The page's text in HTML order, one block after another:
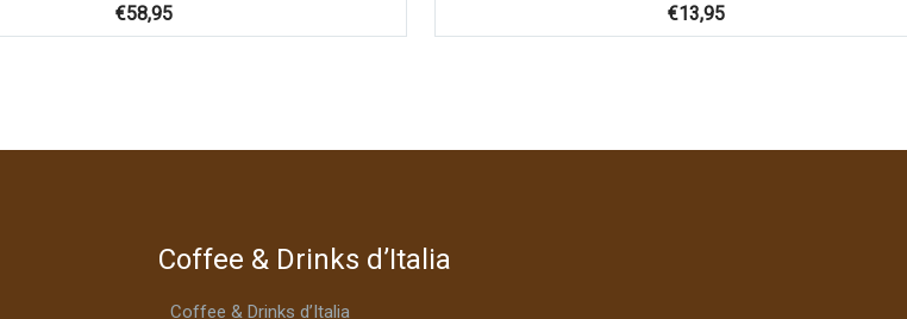
€58,95 €13,95
Coffee & Drinks d’Italia
Coffee & Drinks d’Italia